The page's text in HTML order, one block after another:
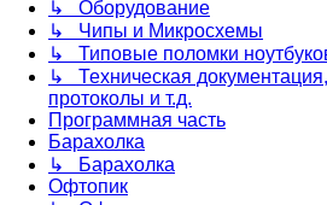
↳ Оборудование
↳ Чипы и Микросхемы
↳ Типовые поломки
↳ Техническая
протоколы и т.д.
Программная часть
Барахолка
↳ Барахолка
Офтопик